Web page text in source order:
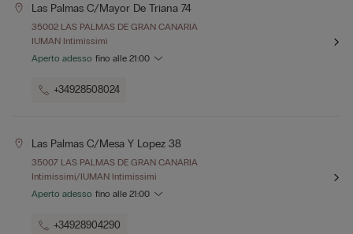
Las Palmas C/mayor De Triana 74
35002 LAS PALMAS DE GRAN CANARIA
IUMAN Intimissimi
Aperto adesso fino alle 21:00
+34928508024
Las Palmas C/mesa Y Lopez 38
35007 LAS PALMAS DE GRAN CANARIA
Intimissimi/IUMAN Intimissimi
Aperto adesso fino alle 21:00
+34928904290